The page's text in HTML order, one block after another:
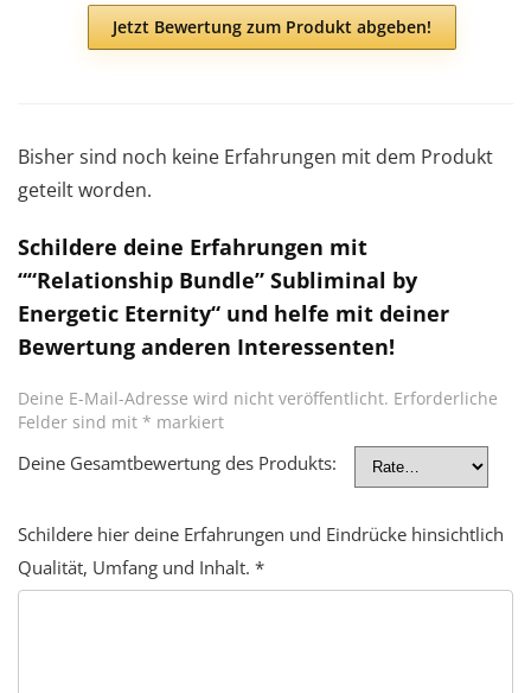
Jetzt Bewertung zum Produkt abgeben!
Bisher sind noch keine Erfahrungen mit dem Produkt
geteilt worden.
Schildere deine Erfahrungen mit
““Relationship Bundle” Subliminal by
Energetic Eternity“ und helfe mit deiner
Bewertung anderen Interessenten!
Deine E-Mail-Adresse wird nicht veröffentlicht. Erforderliche
Felder sind mit * markiert
Deine Gesamtbewertung des Produkts:
Schildere hier deine Erfahrungen und Eindrücke hinsichtlich
Qualität, Umfang und Inhalt. *